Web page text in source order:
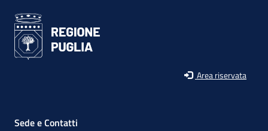
Area riservata
Sede e Contatti